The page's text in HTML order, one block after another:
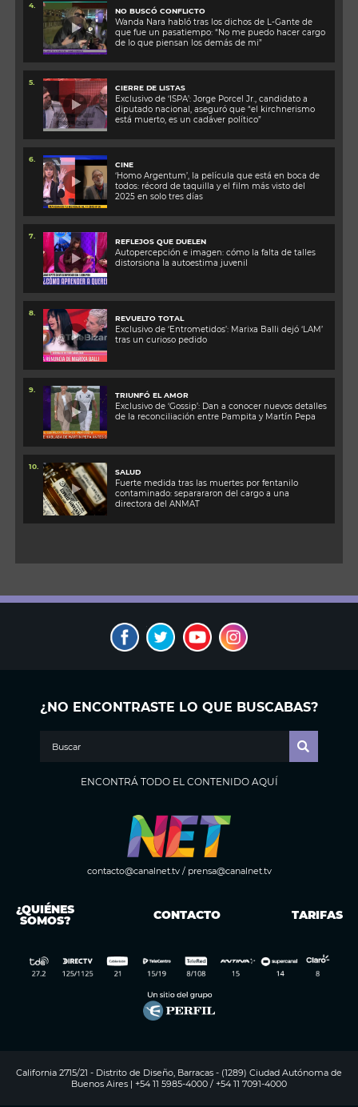
4.
NO BUSCÓ CONFLICTO
Wanda Nara habló tras los dichos de L-Gante de
que fue un pasatiempo: “No me puedo hacer cargo
de lo que piensan los demás de mi”
5.
CIERRE DE LISTAS
Exclusivo de ‘ISPA’: Jorge Porcel Jr., candidato a
diputado nacional, aseguró que “el kirchnerismo
está muerto, es un cadáver político”
6.
CINE
‘Homo Argentum’, la película que está en boca de
todos: récord de taquilla y el film más visto del
2025 en solo tres días
7.
REFLEJOS QUE DUELEN
Autopercepción e imagen: cómo la falta de talles
distorsiona la autoestima juvenil
8.
REVUELTO TOTAL
Exclusivo de ‘Entrometidos’: Marixa Balli dejó ‘LAM’
tras un curioso pedido
9.
TRIUNFÓ EL AMOR
Exclusivo de ‘Gossip’: Dan a conocer nuevos detalles
de la reconciliación entre Pampita y Martín Pepa
10.
SALUD
Fuerte medida tras las muertes por fentanilo
contaminado: separararon del cargo a una
directora del ANMAT
¿NO ENCONTRASTE LO QUE BUSCABAS?
ENCONTRÁ TODO EL CONTENIDO AQUÍ
contacto@canalnet.tv/ prensa@canalnet.tv
¿QUIÉNES
SOMOS? CONTACTO TARIFAS
California 2715/21 - Distrito de Diseño, Barracas - (1289) Ciudad Autónoma de
Buenos Aires | +54 11 5985-4000 / +54 11 7091-4000